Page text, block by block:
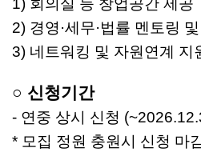
1) 회의실 등 창업공간 제공
2) 경영·세무·법률 멘토링
3) 네트워킹 및 자원연계 지
○ 신청기간
- 연중 상시 신청
* 모집 정원 충원시 신청 마